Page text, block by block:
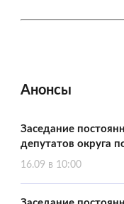
Анонсы
Заседание
депутатов округа
16.09 в 10:00